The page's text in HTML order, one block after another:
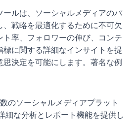
ールは、ソーシャルメディアのパ
戦略を最適化するために不可欠
ト率、フォロワーの伸び、コンテ
標に関する詳細なインサイトを提
決定を可能にします。著名な例
のソーシャルメディアプラット
細な分析とレポート機能を提供し